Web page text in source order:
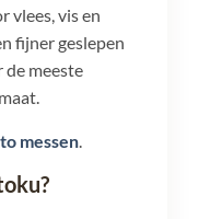
vlees, vis en
fijner geslepen
de meeste
messen.